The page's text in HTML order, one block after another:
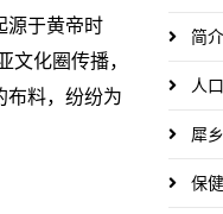
源于黄帝时
化圈传播，
布料，纷纷为
简
人
犀
保